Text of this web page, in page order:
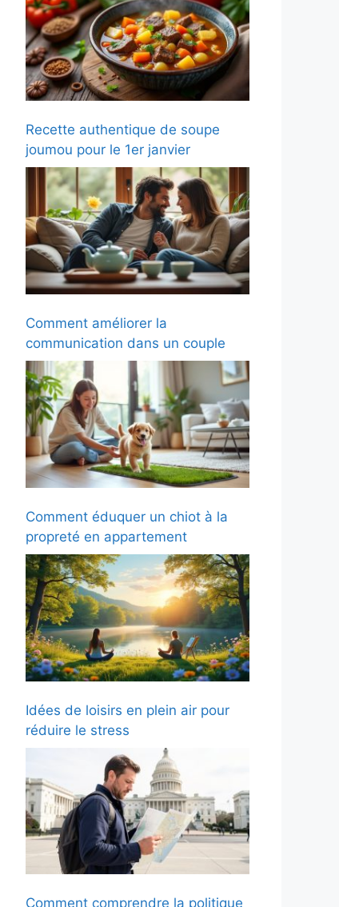
Recette authentique de soupe
joumou pour le 1er janvier
Comment améliorer la
communication dans un couple
Comment éduquer un chiot à la
propreté en appartement
Idées de loisirs en plein air pour
réduire le stress
Comment comprendre la politique